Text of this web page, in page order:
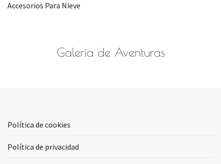
Accesorios Para Nieve
Galería de Aventuras
Política de cookies
Política de privacidad